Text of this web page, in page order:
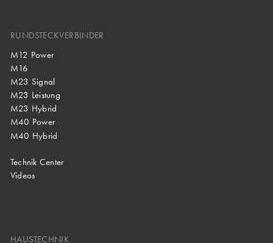
RUNDSTECKVERBINDER
M12 Power
M16
M23 Signal
M23 Leistung
M23 Hybrid
M40 Power
M40 Hybrid
Technik Center
Videos
HAUSTECHNIK